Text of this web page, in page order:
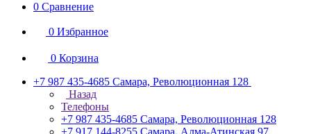
0 Сравнение
0 Избранное
0 Корзина
+7 987 435-4685 Самара, Революционная 128
Назад
Телефоны
+7 987 435-4685 Самара, Революционная 128
+7 917 144-8255 Самара, Алма-Атинская 97